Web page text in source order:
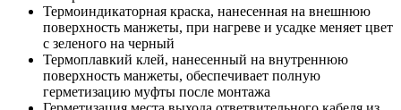
Термоиндикаторная краска, нанесенная на внешнюю
поверхность манжеты, при нагреве и усадке меняет цвет
с зеленого на черный
Термоплавкий клей, нанесенный на внутреннюю
поверхность манжеты, обеспечивает полную
герметизацию муфты после монтажа